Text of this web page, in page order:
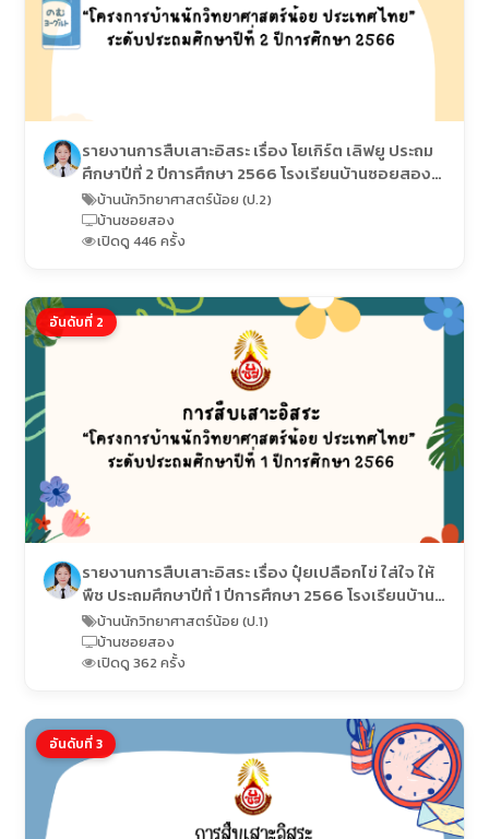
รายงานการสืบเสาะอิสระ เรื่อง โยเกิร์ต เลิฟยู ประถม
ศึกษาปีที่ 2 ปีการศึกษา 2566 โรงเรียนบ้านซอยสอง
(อภิชาติราษฎร์อุปถัมภ์)
บ้านนักวิทยาศาสตร์น้อย (ป.2)
บ้านซอยสอง
เปิดดู 446 ครั้ง
อันดับที่ 2
รายงานการสืบเสาะอิสระ เรื่อง ปุ๋ยเปลือกไข่ ใส่ใจ ให้
พืช ประถมศึกษาปีที่ 1 ปีการศึกษา 2566 โรงเรียนบ้าน
ซอยสอง (อภิชาติราษฎร์อุปถัมภ์)
บ้านนักวิทยาศาสตร์น้อย (ป.1)
บ้านซอยสอง
เปิดดู 362 ครั้ง
อันดับที่ 3